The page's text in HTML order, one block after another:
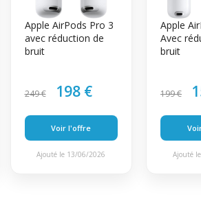
Apple AirPods Pro 3
avec réduction de
bruit
249 € 198 €
Voir l'offre
Ajouté le 13/06/2026
Apple
Avec
bruit
199 €
Ajouté